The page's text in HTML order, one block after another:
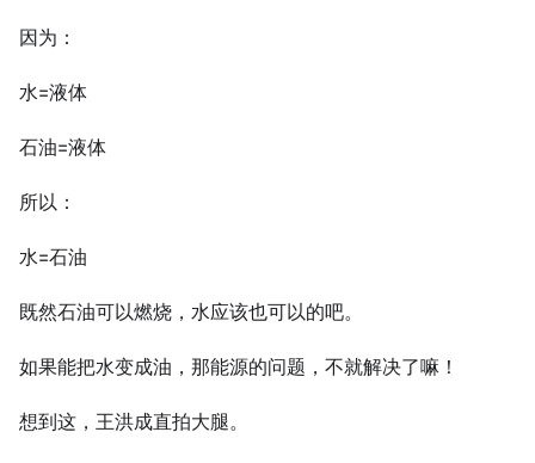
因为：
水=液体
石油=液体
所以：
水=石油
既然石油可以燃烧，水应该也可以的吧。
如果能把水变成油，那能源的问题，不就解决了嘛！
想到这，王洪成直拍大腿。